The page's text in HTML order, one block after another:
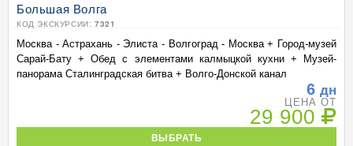
Большая Волга
КОД ЭКСКУРСИИ: 7321
Москва - Астрахань - Элиста - Волгоград - Москва + Город-музей
Сарай-Бату + Обед с элементами калмыцкой кухни + Музей-
панорама Сталинградская битва + Волго-Донской канал
6 дн
ЦЕНА ОТ
29 900
ВЫБРАТЬ